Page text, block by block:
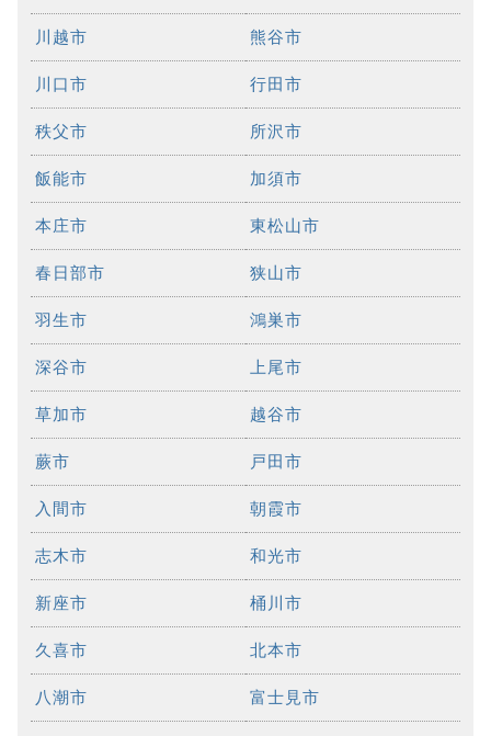
川越市 熊谷市
川口市 行田市
秩父市 所沢市
飯能市 加須市
本庄市 東松山市
春日部市 狭山市
羽生市 鴻巣市
深谷市 上尾市
草加市 越谷市
蕨市 戸田市
入間市 朝霞市
志木市 和光市
新座市 桶川市
久喜市 北本市
八潮市 富士見市